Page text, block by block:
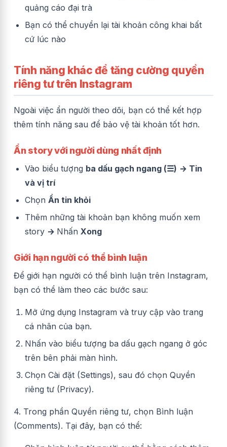
quảng cáo đại trà
Bạn có thể chuyển lại tài khoản công khai bất
cứ lúc nào
Tính năng khác để tăng cường quyền
riêng tư trên Instagram
Ngoài việc ẩn người theo dõi, bạn có thể kết hợp
thêm tính năng sau để bảo vệ tài khoản tốt hơn.
Ẩn story với người dùng nhất định
Vào biểu tượng ba dấu gạch ngang (☰) → Tin
và vị trí
Chọn Ẩn tin khỏi
Thêm những tài khoản bạn không muốn xem
story → Nhấn Xong
Giới hạn người có thể bình luận
Để giới hạn người có thể bình luận trên Instagram,
bạn có thể làm theo các bước sau:
Mở ứng dụng Instagram và truy cập vào trang
cá nhân của bạn.
Nhấn vào biểu tượng ba dấu gạch ngang ở góc
trên bên phải màn hình.
Chọn Cài đặt (Settings), sau đó chọn Quyền
riêng tư (Privacy).
4. Trong phần Quyền riêng tư, chọn Bình luận
(Comments). Tại đây, bạn có thể: